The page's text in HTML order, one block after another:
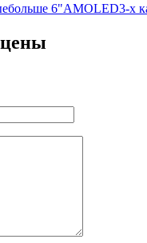
больше 6"AMOLED3-х